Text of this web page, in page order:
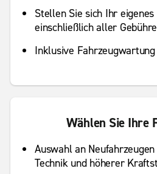
Stellen Sie sich Ihr
einschließlich aller
Inklusive
Wählen Sie Ihre
Auswahl an
Technik und höherer